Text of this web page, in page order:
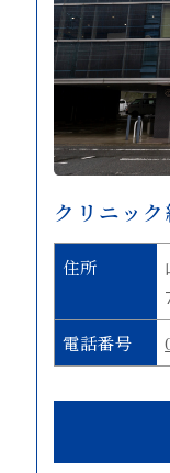
クリニッ
住所
電話番号